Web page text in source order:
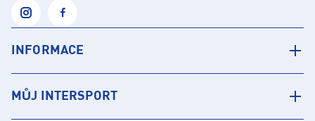
INFORMACE
MŮJ INTERSPORT